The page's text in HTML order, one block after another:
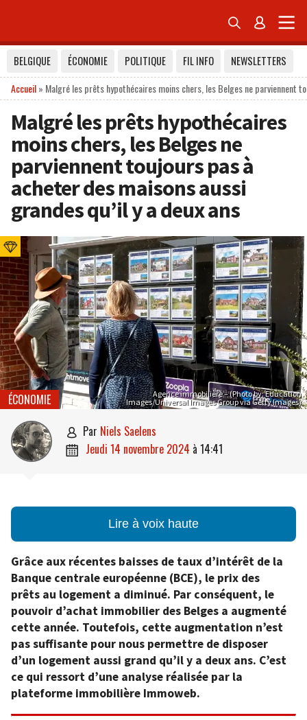
 
BELGIQUE ÉCONOMIE POLITIQUE FIL INFO
NEWSLETTERS
Accueil» Malgré les prêts hypothécaires moins chers, les Belges ne parviennent
Malgré les prêts hypothécaires
moins chers, les Belges ne
parviennent toujours pas à
acheter des maisons aussi
grandes qu’il y a deux ans
Agence immobilière – (Photo by: Education
Images/Universal Images Group via Getty Images)
ÉCONOMIE
 par Niels Saelens
 jeudi 14 novembre 2024 à 14:41
Lire à voix haute
Grâce aux récentes baisses de taux d’intérêt de la
Banque centrale européenne (BCE), le prix des
prêts au logement a diminué. Par conséquent, le
pouvoir d’achat immobilier des Belges a augmenté
cette année. Toutefois, cette augmentation n’est
pas suffisante pour nous permettre de disposer
d’un logement aussi grand qu’il y a deux ans. C’est
ce qui ressort d’une analyse réalisée par la
plateforme immobilière Immoweb.